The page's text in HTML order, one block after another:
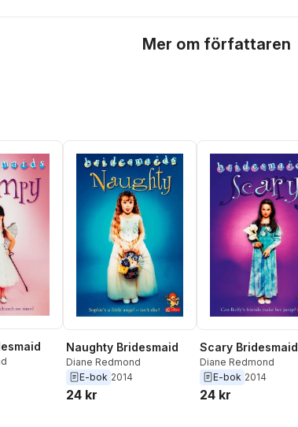
Mer om författaren
Naughty Bridesmaid
Diane Redmond
E-bok 2014
24 kr
Scary Bridesmaid
Diane Redmond
E-bok 2014
24 kr